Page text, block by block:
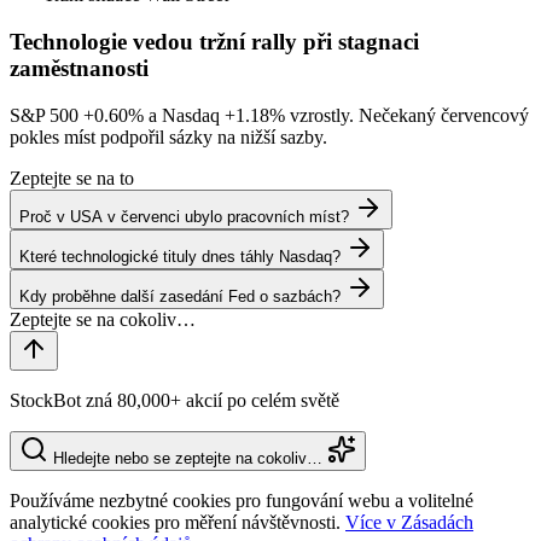
Technologie vedou tržní rally při stagnaci
zaměstnanosti
S&P 500 +0.60% a Nasdaq +1.18% vzrostly. Nečekaný červencový
pokles míst podpořil sázky na nižší sazby.
Zeptejte se na to
Proč v USA v červenci ubylo pracovních míst?
Které technologické tituly dnes táhly Nasdaq?
Kdy proběhne další zasedání Fed o sazbách?
StockBot zná 80,000+ akcií po celém světě
Hledejte nebo se zeptejte na cokoliv…
Používáme nezbytné cookies pro fungování webu a volitelné
analytické cookies pro měření návštěvnosti. Více v Zásadách